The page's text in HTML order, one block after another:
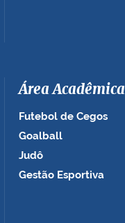
Área Acadêmica
Futebol de Cegos
Goalball
Judô
Gestão Esportiva